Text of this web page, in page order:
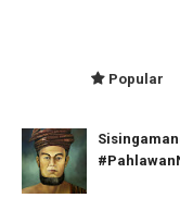
Popular